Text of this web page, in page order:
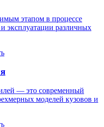
этапом в процессе
эксплуатации различных
— это современный
моделей кузовов и